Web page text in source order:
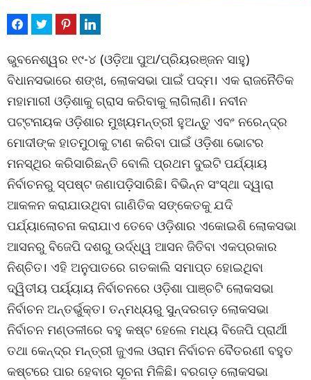
ଭୁବନେଶ୍ୱର ୧୯-୪ (ଓଡ଼ିଆ ପୁଅ/ପ୍ରିୟରଞ୍ଜନ ସାହୁ)
ବିଧାନସଭାରେ ଶଙ୍ଖ, ଲୋକସଭା ପାଇଁ ପଦ୍ମ। ଏକ ରାଜନୈତିକ
ମହାମାରୀ ଓଡ଼ିଶାକୁ ଗ୍ରାସ କରିବାକୁ ଲାଗିଲାଣି। ନବୀନ
ପଟ୍ଟନାୟକ ଓଡ଼ିଶାର ମୁଖ୍ୟମନ୍ତ୍ରୀ ହୁଅନ୍ତୁ ଏବଂ ନରେନ୍ଦ୍ର
ମୋଦୀଙ୍କ ହାତମୁଠାକୁ ଟାଣ କରିବା ପାଇଁ ଓଡ଼ିଶା ଭୋଟର
ମନସ୍ଥିର କରିସାରିଛନ୍ତି ବୋଲି ପ୍ରଥମ ଦୁଇଟି ପର୍ଯ୍ୟାୟ
ନିର୍ବାଚନରୁ ସ୍ପଷ୍ଟ ଜଣାପଡ଼ିସାରିଛି। ବିଭିନ୍ନ ସଂସ୍ଥା ଦ୍ୱାରା
ଆକଳନ କରାଯାଉଥିବା ଗାଣିତିକ ସଙ୍କେତକୁ ଯଦି
ପର୍ଯ୍ୟାଲୋଚନା କରାଯାଏ ତେବେ ଓଡ଼ିଶାର ଏକୋଇଶି ଲୋକସଭା
ଆସନରୁ ବିଜେପି ଦଶରୁ ଉର୍ଦ୍ଧ୍ୱ ଆସନ ଜିତିବା ଏକପ୍ରକାର
ନିଶ୍ଚିତ। ଏହି ଅନୁପାତରେ ଗତକାଲି ସମାପ୍ତ ହୋଇଥିବା
ଦ୍ୱିତୀୟ ପର୍ୟ୍ୟାୟ ନିର୍ବାଚନରେ ଓଡ଼ିଶା ପାଞ୍ଚଟି ଲୋକସଭା
ନିର୍ବାଚନ ଅନ୍ତର୍ଭୁକ୍ତ। ତନ୍ମଧ୍ୟରୁ ସୁନ୍ଦରଗଡ଼ ଲୋକସଭା
ନିର୍ବାଚନ ମଣ୍ଡଳୀରେ ବହୁ କଷ୍ଟ ହେଲେ ମଧ୍ୟ ବିଜେପି ପ୍ରାର୍ଥୀ
ତଥା କେନ୍ଦ୍ର ମନ୍ତ୍ରୀ ଜୁଏଲ ଓରାମ ନିର୍ବାଚନ ବୈତରଣୀ ବହୁତ
କଷ୍ଟରେ ପାର ହେବାର ସୂଚନା ମିଳିଛି। ବରଗଡ଼ ଲୋକସଭା